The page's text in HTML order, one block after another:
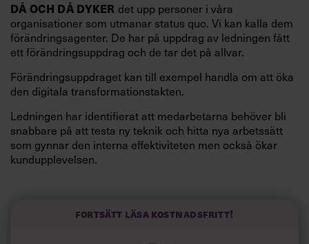
Prenumerera
DÅ OCH DÅ DYKER det upp personer i våra
organisationer som utmanar status quo. Vi kan kalla dem
förändringsagenter. De har på uppdrag av ledningen fått
ett förändringsuppdrag och de tar det på allvar.
Förändringsuppdraget kan till exempel handla om att öka
den digitala transformationstakten.
Ledningen har identifierat att medarbetarna behöver bli
snabbare på att testa ny teknik och hitta nya arbetssätt
som gynnar den interna effektiviteten men också ökar
kundupplevelsen.
också vem som upplevs ha den högsta statusen och den
Fortsätt läsa kostnadsfritt!